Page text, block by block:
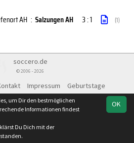
AH : Salzungen AH 3 : 1 (1)
soccero.de
© 2006 - 2026
Impressum
Geburtstage
Datenschutz
OK
um Dir den bestmöglichen
Informationen findest
Du Dich mit der